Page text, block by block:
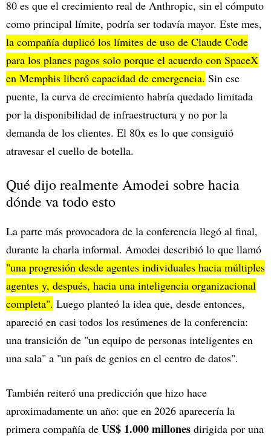
80 es que el crecimiento real de Anthropic, sin el cómputo
como principal límite, podría ser todavía mayor. Este mes,
la compañía duplicó los límites de uso de Claude Code
para los planes pagos solo porque el acuerdo con SpaceX
en Memphis liberó capacidad de emergencia. Sin ese
puente, la curva de crecimiento habría quedado limitada
por la disponibilidad de infraestructura y no por la
demanda de los clientes. El 80x es lo que consiguió
atravesar el cuello de botella.
Qué dijo realmente Amodei sobre hacia
dónde va todo esto
La parte más provocadora de la conferencia llegó al final,
durante la charla informal. Amodei describió lo que llamó
"una progresión desde agentes individuales hacia múltiples
agentes y, después, hacia una inteligencia organizacional
completa". Luego planteó la idea que, desde entonces,
apareció en casi todos los resúmenes de la conferencia:
una transición de "un equipo de personas inteligentes en
una sala" a "un país de genios en el centro de datos".
También reiteró una predicción que hizo hace
aproximadamente un año: que en 2026 aparecería la
primera compañía de US$ 1.000 millones dirigida por una